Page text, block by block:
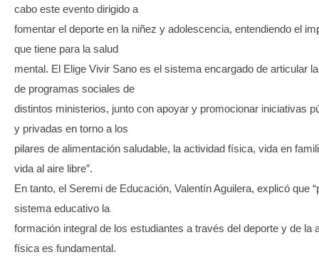
cabo este evento dirigido a
fomentar el deporte en la niñez y adolescencia, entendiendo el
que tiene para la salud
mental. El Elige Vivir Sano es el sistema encargado de articular
de programas sociales de
distintos ministerios, junto con apoyar y promocionar iniciativas
y privadas en torno a los
pilares de alimentación saludable, la actividad física, vida en
vida al aire libre”.
En tanto, el Seremi de Educación, Valentín Aguilera, explicó que
sistema educativo la
formación integral de los estudiantes a través del deporte y de la
física es fundamental.